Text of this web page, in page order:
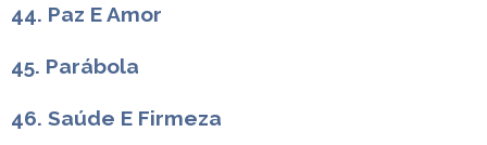
44. Paz E Amor
45. Parábola
46. Saúde E Firmeza